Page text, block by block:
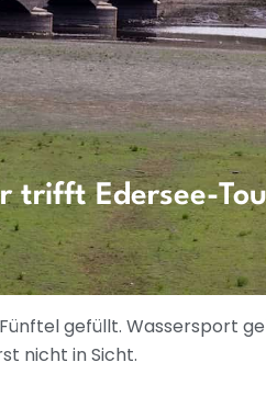
trifft Edersee-
gefüllt. Wassersport
nicht in Sicht.